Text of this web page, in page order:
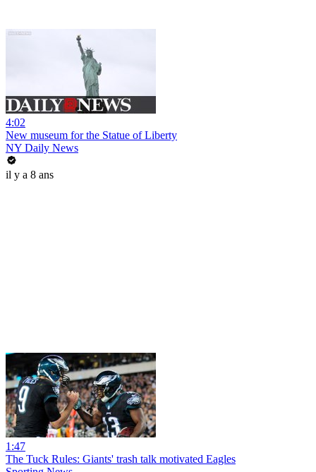
4:02
New museum for the Statue of Liberty
NY Daily News
il y a 8 ans
1:47
The Tuck Rules: Giants' trash talk motivated Eagles